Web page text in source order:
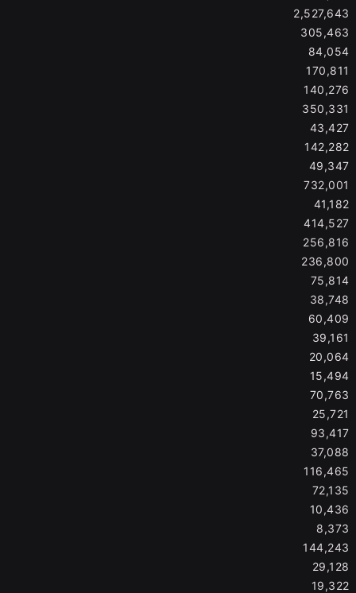
2,527,643
305,463
84,054
170,811
140,276
350,331
43,427
142,282
49,347
732,001
41,182
414,527
256,816
236,800
75,814
38,748
60,409
39,161
20,064
15,494
70,763
25,721
93,417
37,088
116,465
72,135
10,436
8,373
144,243
29,128
19,322